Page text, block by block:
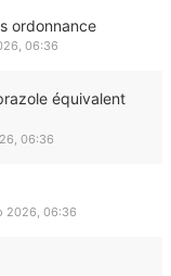
ordonnance
06:36
équivalent
06:36
2026, 06:36